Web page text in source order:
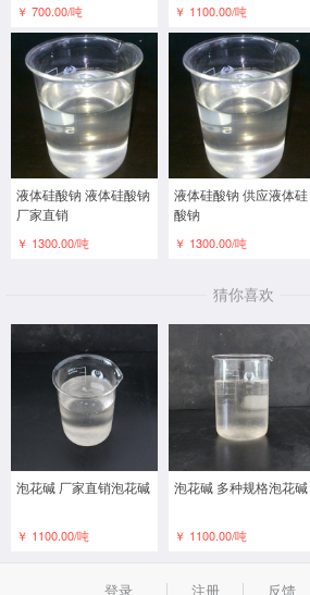
￥ 700.00/吨 ￥ 1100.00/吨
液体硅酸钠 液体硅酸钠
厂家直销
￥ 1300.00/吨
液体硅酸钠 供应液体硅
酸钠
￥ 1300.00/吨
猜你喜欢
泡花碱 厂家直销泡花碱
￥ 1100.00/吨
泡花碱 多种规格泡花碱
￥ 1100.00/吨
登录 注册 反馈